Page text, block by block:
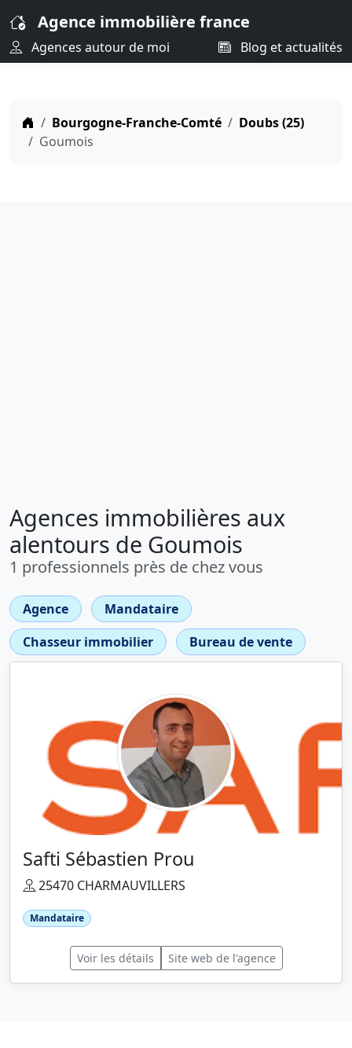
Agence immobilière france
Agences autour de moi Blog et actualités
Bourgogne-Franche-Comté
Doubs (25)
Goumois
Agences immobilières aux
alentours de Goumois
1 professionnels près de chez vous
Agence
Mandataire
Chasseur immobilier
Bureau de vente
Safti Sébastien Prou
25470 CHARMAUVILLERS
Mandataire
Voir les détails Site web de l'agence